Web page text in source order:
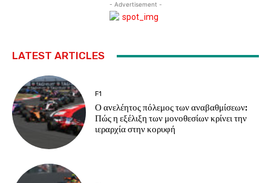
- Advertisement -
LATEST ARTICLES
F1
Ο ανελέητος πόλεμος των αναβαθμίσεων:
Πώς η εξέλιξη των μονοθεσίων κρίνει την
ιεραρχία στην κορυφή